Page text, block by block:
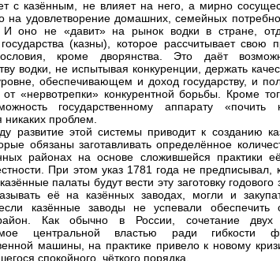
с казённым, не влияет на него, а мирно
на удовлетворение домашних, семейных
И оно не «давит» на рынок водки в стране,
(казны), которое рассчитывает свою
кроме дворянства. Это даёт
водки, не испытывая конкуренции, держать
обеспечивающем и доход государству, и
«нервотрепки» конкурентной борьбы. Кроме
государственному аппарату
никаких проблем.
развитие этой системы приводит к созданию
обязаны заготавливать определённое
районах на основе сложившейся практики
При этом указ 1781 года не предписывал,
палаты будут вести эту заготовку годового
её на казённых заводах, могли и
казённые заводы не успевали обеспечить
Как обычно в России, сочетание двух
центральной властью ради гибкости
машины, на практике привело к новому
спокойного, чёткого порядка.